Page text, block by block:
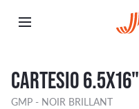
CARTESIO 6.5X16"
GMP - NOIR BRILLANT